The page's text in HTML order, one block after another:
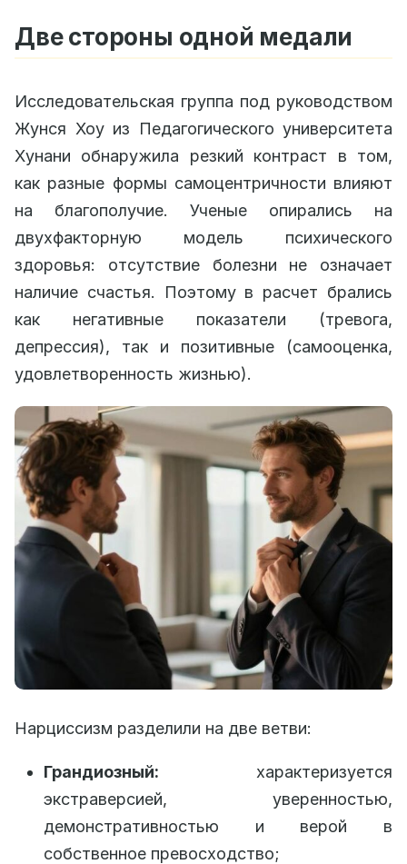
Две стороны одной медали
Исследовательская группа под руководством
Жунся Хоу из Педагогического университета
Хунани обнаружила резкий контраст в том,
как разные формы самоцентричности влияют
на благополучие. Ученые опирались на
двухфакторную модель психического
здоровья: отсутствие болезни не означает
наличие счастья. Поэтому в расчет брались
как негативные показатели (тревога,
депрессия), так и позитивные (самооценка,
удовлетворенность жизнью).
Нарциссизм разделили на две ветви:
Грандиозный: характеризуется
экстраверсией, уверенностью,
демонстративностью и верой в
собственное превосходство;